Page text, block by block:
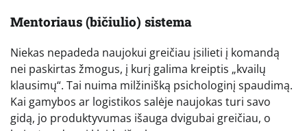
Mentoriaus (bičiulio) sistema
Niekas nepadeda naujokui greičiau įsilieti į komandą
nei paskirtas žmogus, į kurį galima kreiptis „kvailų
klausimų“. Tai nuima milžinišką psichologinį spaudimą.
Kai gamybos ar logistikos salėje naujokas turi savo
gidą, jo produktyvumas išauga dvigubai greičiau, o